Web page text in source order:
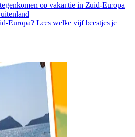
op vakantie in Zuid-Europa
Europa? Lees welke vijf beestjes je